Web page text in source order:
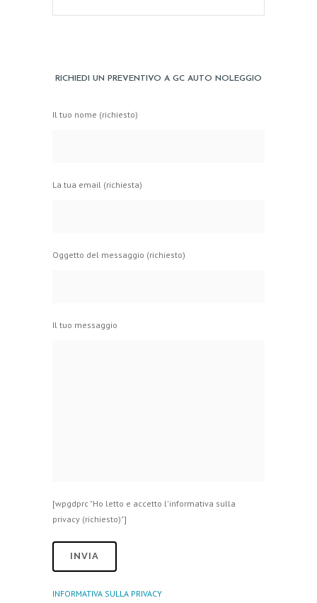
RICHIEDI UN PREVENTIVO A GC AUTO NOLEGGIO
Il tuo nome (richiesto)
La tua email (richiesta)
Oggetto del messaggio (richiesto)
Il tuo messaggio
[wpgdprc "Ho letto e accetto l'informativa sulla
privacy (richiesto)"]
INFORMATIVA SULLA PRIVACY